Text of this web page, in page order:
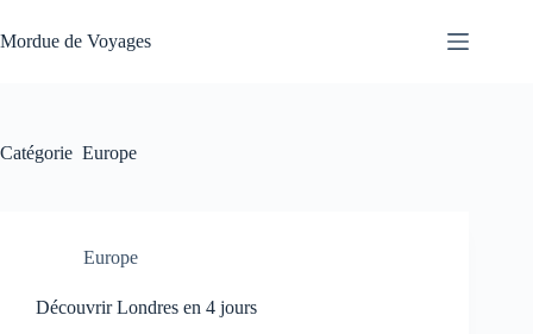
au
contenu
Mordue de Voyages
Catégorie Europe
Europe
Découvrir Londres en 4 jours